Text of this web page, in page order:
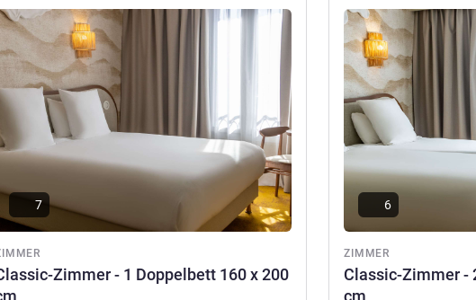
Zimmer
Zimmer - 1 Doppelbett 160 x 200
ansehen
7
ZIMMER
Classic-Zimmer -
cm
Details ansehen
6